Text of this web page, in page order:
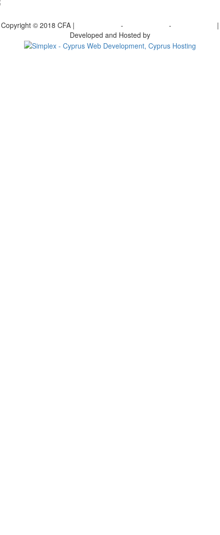
Copyright © 2018 CFA | - -
|
Developed and Hosted by